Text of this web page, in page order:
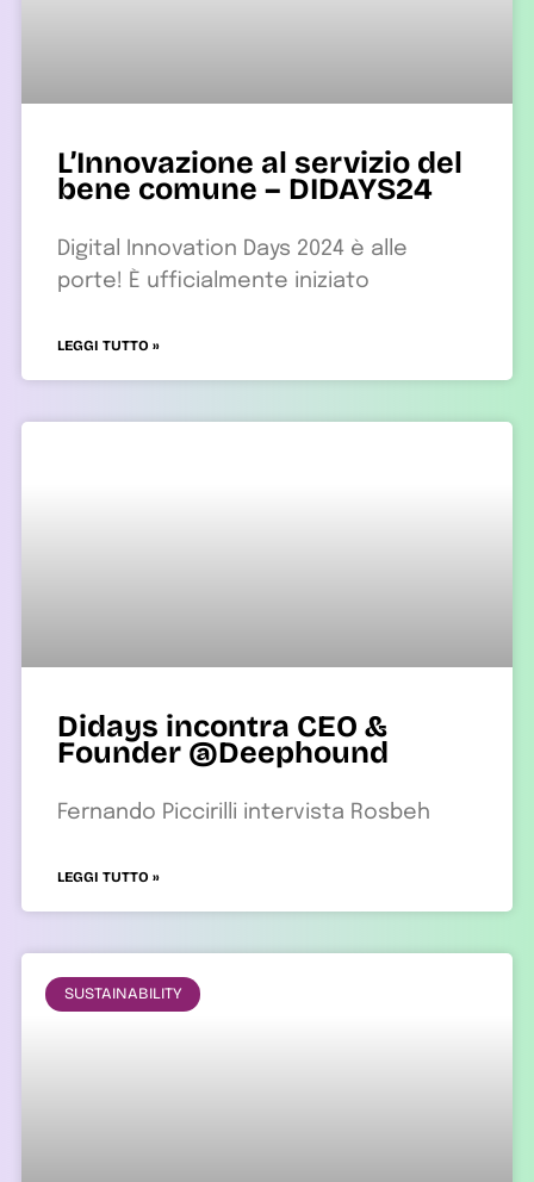
L’Innovazione al servizio del
bene comune – DIDAYS24
Digital Innovation Days 2024 è alle
porte! È ufficialmente iniziato
LEGGI TUTTO »
Didays incontra CEO &
Founder @Deephound
Fernando Piccirilli intervista Rosbeh
LEGGI TUTTO »
SUSTAINABILITY